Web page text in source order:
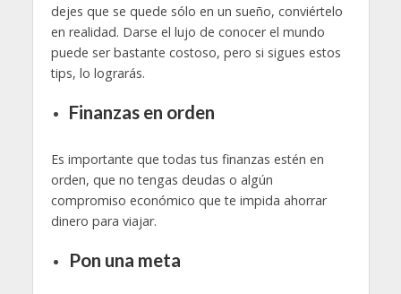
dejes que se quede sólo en un sueño, conviértelo
en realidad. Darse el lujo de conocer el mundo
puede ser bastante costoso, pero si sigues estos
tips, lo lograrás.
Finanzas en orden
Es importante que todas tus finanzas estén en
orden, que no tengas deudas o algún
compromiso económico que te impida ahorrar
dinero para viajar.
Pon una meta